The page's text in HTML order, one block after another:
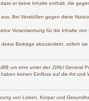
er keine Inhalte enthält, die
Bei Verstößen gegen diese
Verantwortung für die Inhalte
Beiträge abzuändern, sofern
um eine unter der „ GNU General
keinen Einfluss auf die Art
von Leben, Körper und